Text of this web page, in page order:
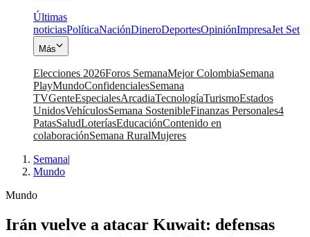
Últimas
noticiasPolíticaNaciónDineroDeportesOpiniónImpresaJet Set
Más
Elecciones 2026Foros SemanaMejor ColombiaSemana
PlayMundoConfidencialesSemana
TVGenteEspecialesArcadiaTecnologíaTurismoEstados
UnidosVehículosSemana SostenibleFinanzas Personales4
PatasSaludLoteríasEducaciónContenido en
colaboraciónSemana RuralMujeres
Semana|
Mundo
Mundo
Irán vuelve a atacar Kuwait: defensas